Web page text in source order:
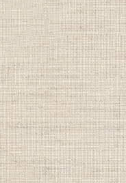
森町 小規 模多機能 よ